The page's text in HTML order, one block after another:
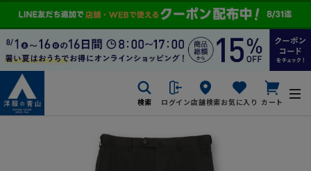
検索 ログイン店舗検索お気に入り カート